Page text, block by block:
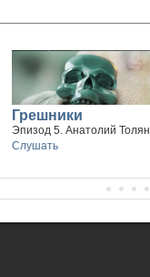
Грешники
Эпизод 5. Анатолий Толян
Слушать